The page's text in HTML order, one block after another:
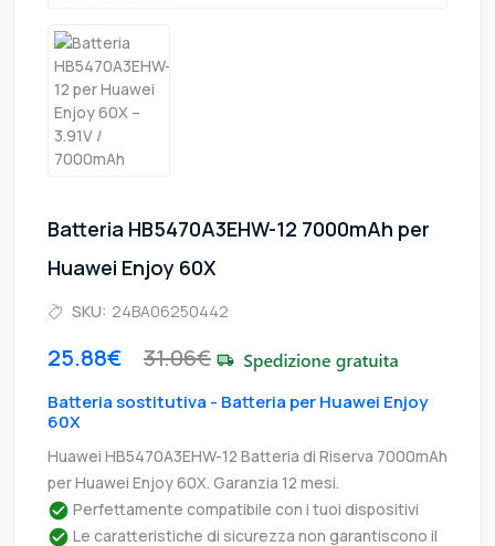
Batteria HB5470A3EHW-12 7000mAh per
Huawei Enjoy 60X
SKU: 24BA06250442
25.88€ 31.06€
Batteria sostitutiva - Batteria per Huawei Enjoy
60X
Huawei HB5470A3EHW-12 Batteria di Riserva 7000mAh
per Huawei Enjoy 60X. Garanzia 12 mesi.
Perfettamente compatibile con i tuoi dispositivi
Le caratteristiche di sicurezza non garantiscono il